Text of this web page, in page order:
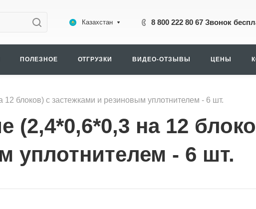
Казахстан 8 800 222 80 67 Звонок
ПОЛЕЗНОЕ ОТГРУЗКИ ВИДЕО-ОТЗЫВЫ ЦЕНЫ
блоков) с застежками и резиновым уплотнителем - 6 шт.
на 12
уплотнителем - 6 шт.